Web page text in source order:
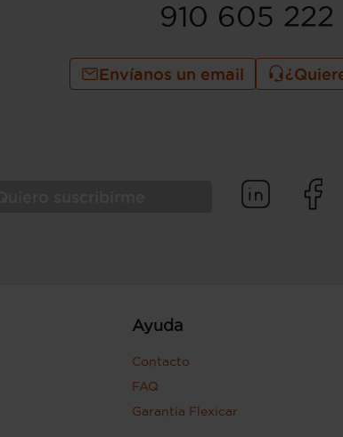
910 605 222
Envíanos un email
Ayuda
Contacto
FAQ
Garantía Flexicar